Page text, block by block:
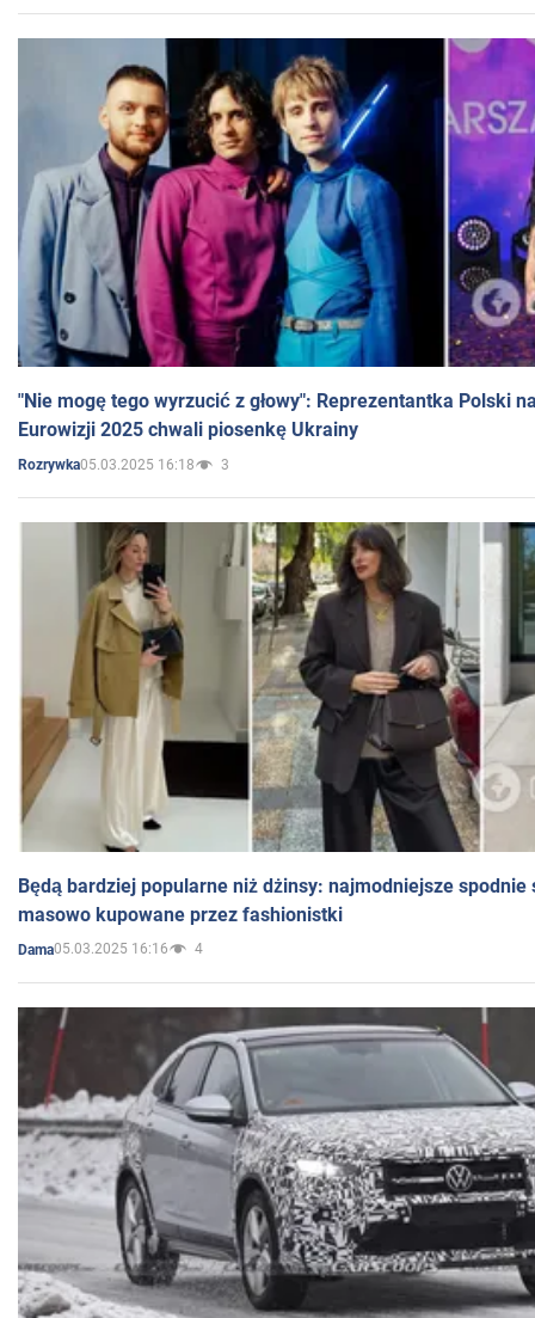
"Nie mogę tego wyrzucić z głowy": Reprezentantka Polski
Eurowizji 2025 chwali piosenkę Ukrainy
Rozrywka05.03.2025 16:18 3
Będą bardziej popularne niż dżinsy: najmodniejsze spodnie
masowo kupowane przez fashionistki
Dama05.03.2025 16:16 4